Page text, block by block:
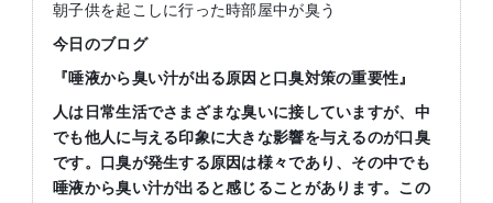
朝子供を起こしに行った時部屋中が臭う
今日のブログ
『唾液から臭い汁が出る原因と口臭対策の重要性』
人は日常生活でさまざまな臭いに接していますが、中
でも他人に与える印象に大きな影響を与えるのが口臭
です。口臭が発生する原因は様々であり、その中でも
唾液から臭い汁が出ると感じることがあります。この